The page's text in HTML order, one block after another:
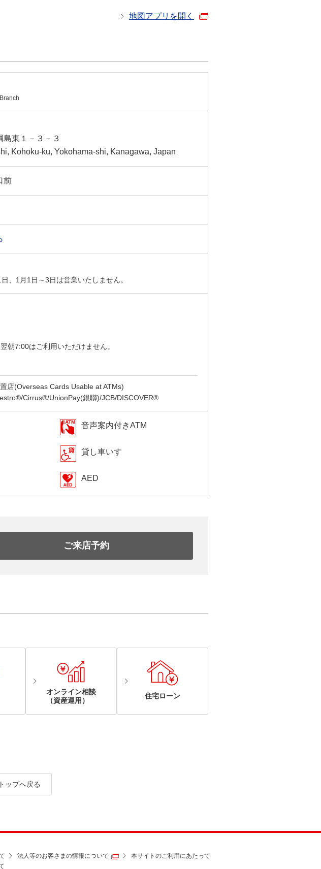
地図アプリを開く
東１－３－３
Kohoku-ku, Yokohama-shi, Kanagawa, Japan
前
、1月1日～3日は営業いたしません。
朝7:00はご利用いただけません。
店(Overseas Cards Usable at ATMs)
Cirrus®/UnionPay(銀聯)/JCB/DISCOVER®
音声案内付きATM
貸し車いす
AED
ご来店予約
オンライン相談
（資産運用）
住宅ローン
ップへ戻る
法人等のお客さまの情報について
本サイトのご利用にあたって